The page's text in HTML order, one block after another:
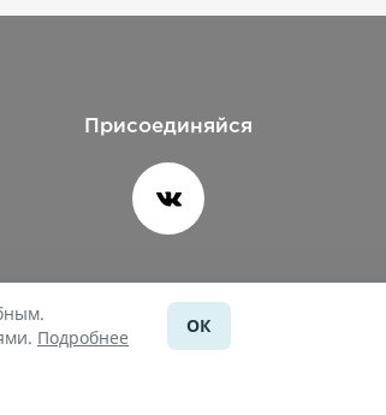
Присоединяйся
Подробнее
ОК